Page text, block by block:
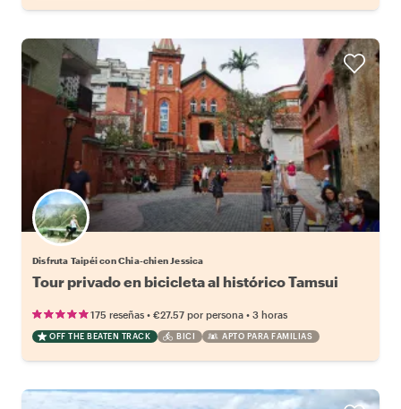
Disfruta Taipéi con Chia-chien Jessica
Tour privado en bicicleta al histórico Tamsui
175 reseñas • €27.57 por persona • 3 horas
OFF THE BEATEN TRACK BICI APTO PARA FAMILIAS